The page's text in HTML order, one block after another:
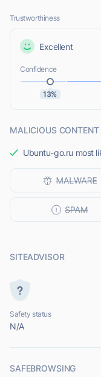
Trustworthiness
Excellent
Confidence
13%
MALICIOUS
Ubuntu-go.ru most
SITEADVISOR
Safety status
N/A
SAFEBROWSING